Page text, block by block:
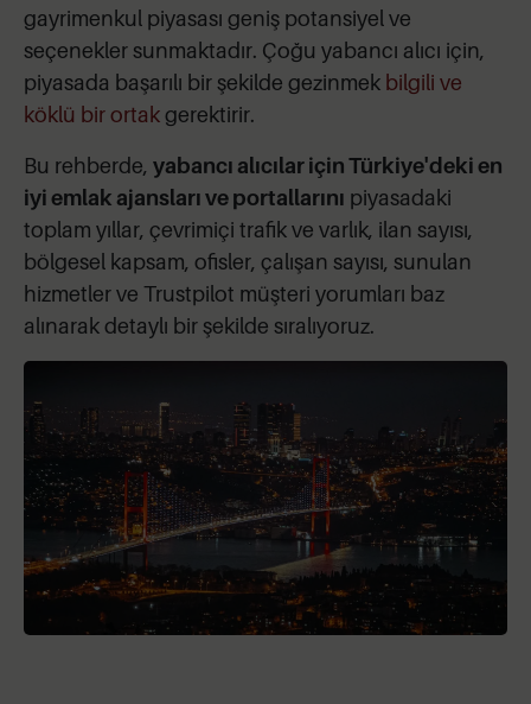
gayrimenkul piyasası geniş potansiyel ve
seçenekler sunmaktadır. Çoğu yabancı alıcı için,
piyasada başarılı bir şekilde gezinmek bilgili ve
köklü bir ortakgerektirir.
Bu rehberde, yabancı alıcılar için Türkiye'deki en
iyi emlak ajansları ve portallarını piyasadaki
toplam yıllar, çevrimiçi trafik ve varlık, ilan sayısı,
bölgesel kapsam, ofisler, çalışan sayısı, sunulan
hizmetler ve Trustpilot müşteri yorumları baz
alınarak detaylı bir şekilde sıralıyoruz.